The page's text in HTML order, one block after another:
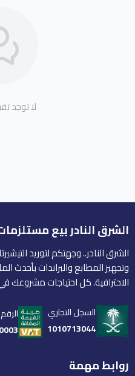
لا توجد
الشرق النادر بيع
الشرق النادر.. وجهتكم لتوريد
وتجهيز المطابع والبراندات بأحدث
الاحترافية. كل احتياجات مشروعك
السجل التجاري
1010713044
روابط مهمة